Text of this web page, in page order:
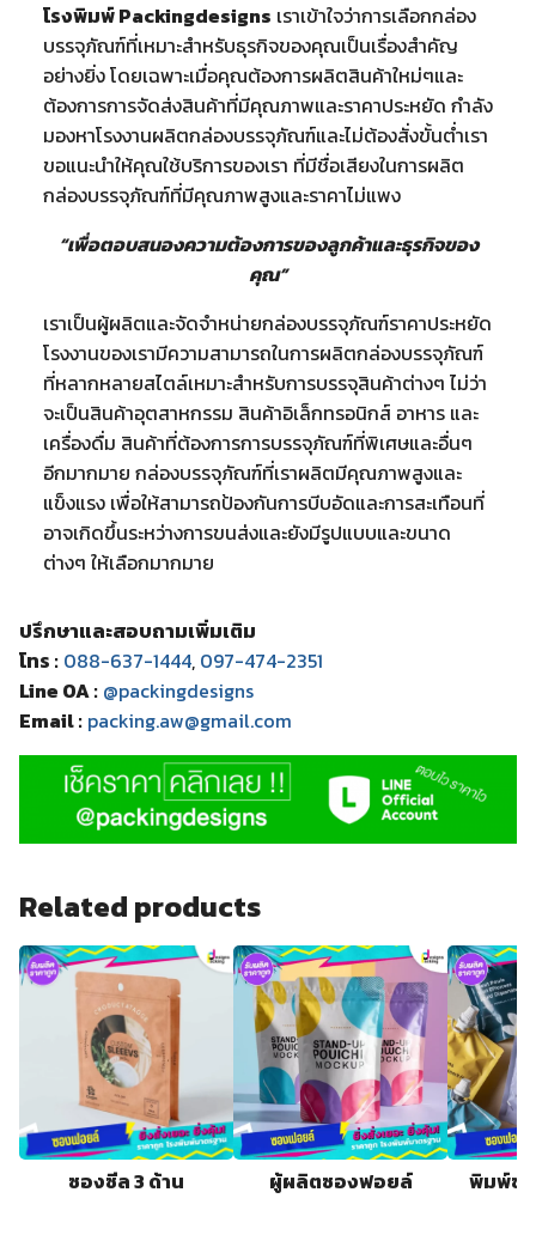
โรงพิมพ์ Packingdesigns เราเข้าใจว่าการเลือกกล่อง
บรรจุภัณฑ์ที่เหมาะสำหรับธุรกิจของคุณเป็นเรื่องสำคัญ
อย่างยิ่ง โดยเฉพาะเมื่อคุณต้องการผลิตสินค้าใหม่ๆและ
ต้องการการจัดส่งสินค้าที่มีคุณภาพและราคาประหยัด กำลัง
มองหาโรงงานผลิตกล่องบรรจุภัณฑ์และไม่ต้องสั่งขั้นต่ำเรา
ขอแนะนำให้คุณใช้บริการของเรา ที่มีชื่อเสียงในการผลิต
กล่องบรรจุภัณฑ์ที่มีคุณภาพสูงและราคาไม่แพง
“เพื่อตอบสนองความต้องการของลูกค้าและธุรกิจของ
คุณ”
เราเป็นผู้ผลิตและจัดจำหน่ายกล่องบรรจุภัณฑ์ราคาประหยัด
โรงงานของเรามีความสามารถในการผลิตกล่องบรรจุภัณฑ์
ที่หลากหลายสไตล์เหมาะสำหรับการบรรจุสินค้าต่างๆ ไม่ว่า
จะเป็นสินค้าอุตสาหกรรม สินค้าอิเล็กทรอนิกส์ อาหาร และ
เครื่องดื่ม สินค้าที่ต้องการการบรรจุภัณฑ์ที่พิเศษและอื่นๆ
อีกมากมาย กล่องบรรจุภัณฑ์ที่เราผลิตมีคุณภาพสูงและ
แข็งแรง เพื่อให้สามารถป้องกันการบีบอัดและการสะเทือนที่
อาจเกิดขึ้นระหว่างการขนส่งและยังมีรูปแบบและขนาด
ต่างๆ ให้เลือกมากมาย
ปรึกษาและสอบถามเพิ่มเติม
โทร : 088-637-1444, 097-474-2351
Line OA : @packingdesigns
Email : packing.aw@gmail.com
Related products
ซองซีล 3 ด้าน ผู้ผลิตซองฟอยล์
พิมพ์ซ